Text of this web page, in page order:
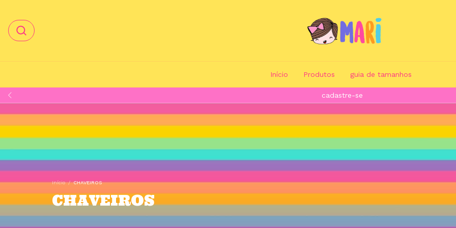
cadastre-se
Início Produtos guia de tamanhos
Início / CHAVEIROS
CHAVEIROS